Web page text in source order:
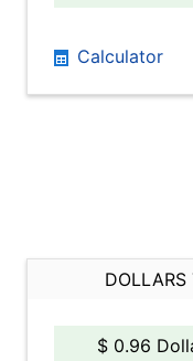
Calculator
DOLLARS
$ 0.96